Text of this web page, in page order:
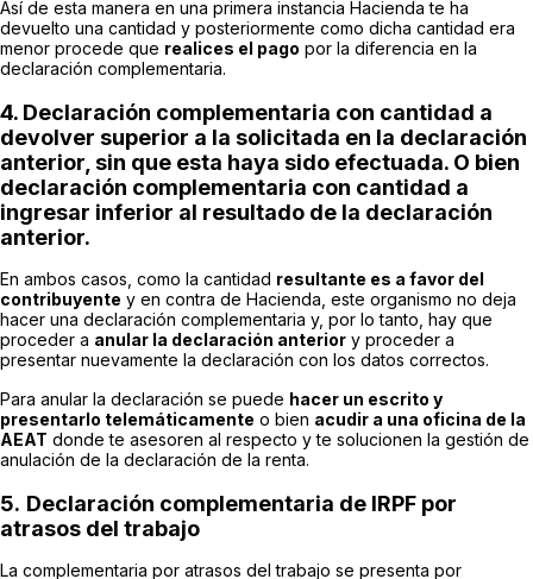
Así de esta manera en una primera instancia Hacienda te ha
devuelto una cantidad y posteriormente como dicha cantidad era
menor procede que realices el pago por la diferencia en la
declaración complementaria.
4. Declaración complementaria con cantidad a
devolver superior a la solicitada en la declaración
anterior, sin que esta haya sido efectuada. O bien
declaración complementaria con cantidad a
ingresar inferior al resultado de la declaración
anterior.
En ambos casos, como la cantidad resultante es a favor del
contribuyente y en contra de Hacienda, este organismo no deja
hacer una declaración complementaria y, por lo tanto, hay que
proceder a anular la declaración anterior y proceder a
presentar nuevamente la declaración con los datos correctos.
Para anular la declaración se puede hacer un escrito y
presentarlo telemáticamente o bien acudir a una oficina de la
AEAT donde te asesoren al respecto y te solucionen la gestión de
anulación de la declaración de la renta.
5. Declaración complementaria de IRPF por
atrasos del trabajo
La complementaria por atrasos del trabajo se presenta por